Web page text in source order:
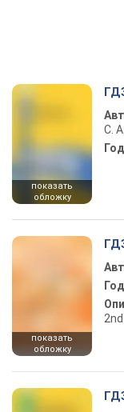
показать
обложку
С.
показать
обложку